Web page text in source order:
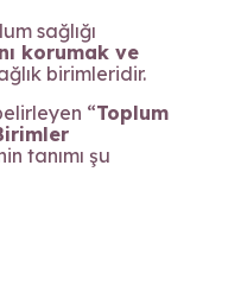
sağlığı
korumak ve
birimleridir.
“Toplum
tanımı şu